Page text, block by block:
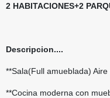
2 HABITACIONES+2
Descripcion....
**Sala(Full amueblada)
**Cocina moderna con